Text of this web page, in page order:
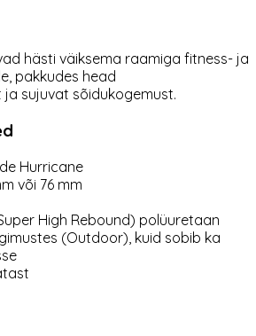
hästi väiksema raamiga fitness- ja
pakkudes head
sujuvat sõidukogemust.
Hurricane
või 76 mm
High Rebound) polüuretaan
(Outdoor), kuid sobib ka